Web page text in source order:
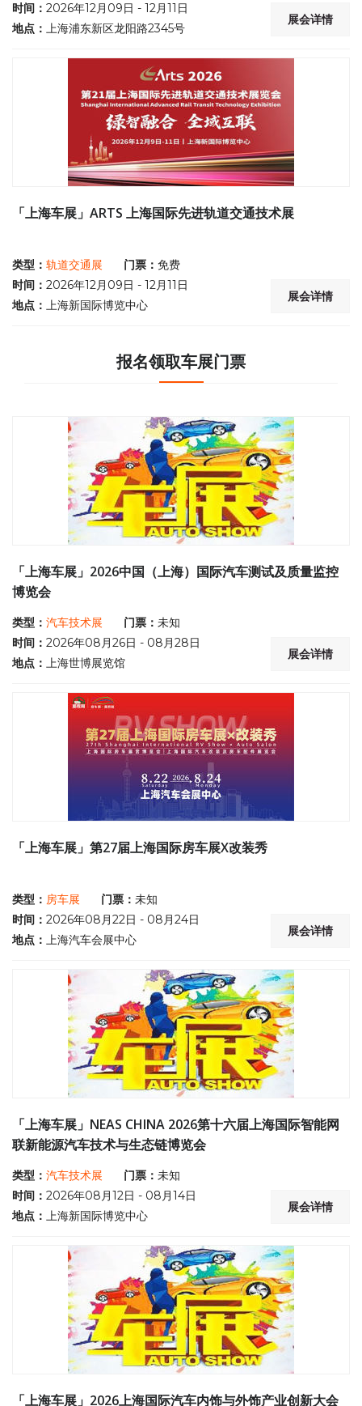
时间： 2026年12月09日 - 12月11日
地点： 上海浦东新区龙阳路2345号
展会详情
「上海车展」ARTS 上海国际先进轨道交通技术展
类型： 轨道交通展 门票： 免费
时间： 2026年12月09日 - 12月11日
地点： 上海新国际博览中心
展会详情
报名领取车展门票
「上海车展」2026中国（上海）国际汽车测试及质量监控
博览会
类型： 汽车技术展 门票： 未知
时间： 2026年08月26日 - 08月28日
地点： 上海世博展览馆
展会详情
「上海车展」第27届上海国际房车展X改装秀
类型： 房车展 门票： 未知
时间： 2026年08月22日 - 08月24日
地点： 上海汽车会展中心
展会详情
「上海车展」NEAS CHINA 2026第十六届上海国际智能网
联新能源汽车技术与生态链博览会
类型： 汽车技术展 门票： 未知
时间： 2026年08月12日 - 08月14日
地点： 上海新国际博览中心
展会详情
「上海车展」2026上海国际汽车内饰与外饰产业创新大会